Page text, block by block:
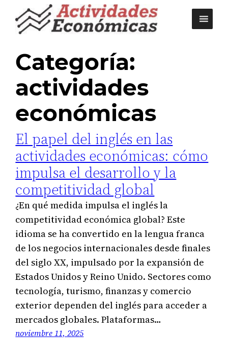
Saltar
Categoría:
actividades
económicas
El papel del inglés en las
actividades económicas: cómo
impulsa el desarrollo y la
competitividad global
¿En qué medida impulsa el inglés la
competitividad económica global? Este
idioma se ha convertido en la lengua franca
de los negocios internacionales desde finales
del siglo XX, impulsado por la expansión de
Estados Unidos y Reino Unido. Sectores como
tecnología, turismo, finanzas y comercio
exterior dependen del inglés para acceder a
mercados globales. Plataformas…
noviembre 11, 2025